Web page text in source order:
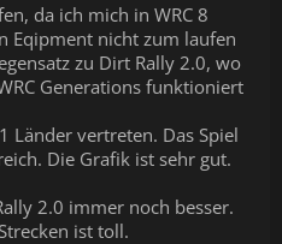
da ich mich in WRC 8
Eqipment nicht zum laufen
zu Dirt Rally 2.0, wo
Generations funktioniert
Länder vertreten. Das Spiel
Die Grafik ist sehr gut.
2.0 immer noch besser.
ist toll.